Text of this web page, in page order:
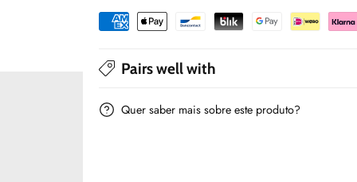
Cor
Rose
Mayoral
Rose
Mayoral
Pairs well with
Quer saber mais sobre este produto?